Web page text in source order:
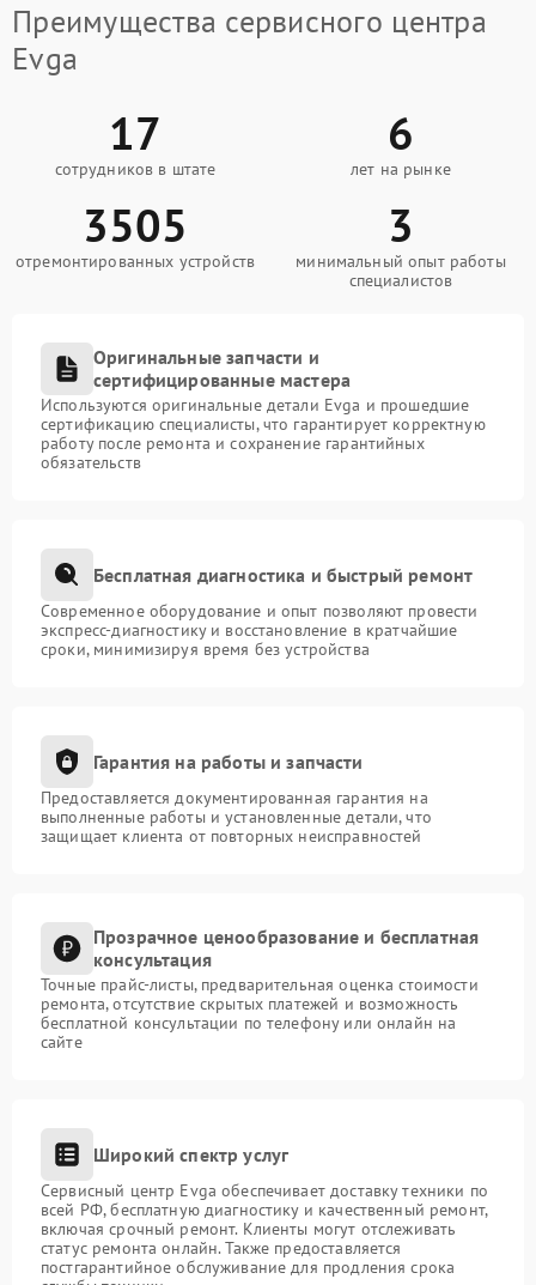
Преимущества сервисного центра
Evga
17
сотрудников в штате
6
лет на рынке
3505
отремонтированных устройств
3
минимальный опыт работы
специалистов
Оригинальные запчасти и
сертифицированные мастера
Используются оригинальные детали Evga и прошедшие
сертификацию специалисты, что гарантирует корректную
работу после ремонта и сохранение гарантийных
обязательств
Бесплатная диагностика и быстрый ремонт
Современное оборудование и опыт позволяют провести
экспресс-диагностику и восстановление в кратчайшие
сроки, минимизируя время без устройства
Гарантия на работы и запчасти
Предоставляется документированная гарантия на
выполненные работы и установленные детали, что
защищает клиента от повторных неисправностей
Прозрачное ценообразование и бесплатная
консультация
Точные прайс-листы, предварительная оценка стоимости
ремонта, отсутствие скрытых платежей и возможность
бесплатной консультации по телефону или онлайн на
сайте
Широкий спектр услуг
Сервисный центр Evga обеспечивает доставку техники по
всей РФ, бесплатную диагностику и качественный ремонт,
включая срочный ремонт. Клиенты могут отслеживать
статус ремонта онлайн. Также предоставляется
постгарантийное обслуживание для продления срока